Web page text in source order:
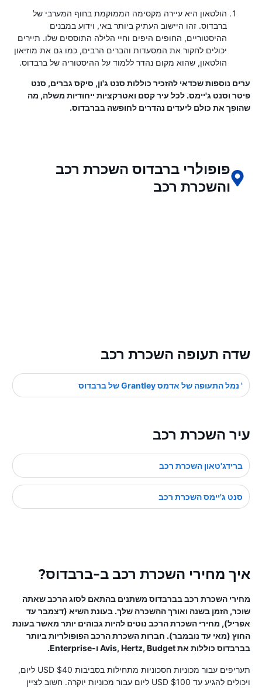
הולטאון היא עיירה מקסימה הממוקמת בחוף המערבי של
ברבדוס. זהו היישוב העתיק ביותר באי, וידוע במבנים
ההיסטוריים, החופים היפים וחיי הלילה התוססים שלו. תיירים
יכולים לחקור את המסעדות והברים הרבים, כמו גם את מוזיאון
הולטאון, שהוא מקום נהדר ללמוד על ההיסטוריה של ברבדוס.
ערים נוספות שכדאי להזכיר כוללות סנט ג'ון, סיקס גברים, סנט
פיטר וסנט ג'יימס. לכל עיר קסם ואטרקציות ייחודיות משלה, מה
שהופך את כולם ליעדים נהדרים לחופשה בברבדוס.
פופולרי ברבדוס השכרת רכב
והשכרת רכב
שדה תעופה השכרת רכב
' נמל התעופה של אדמס Grantley של ברבדוס
עיר השכרת רכב
ברידג'טאון השכרת רכב
סנט ג'יימס השכרת רכב
איך מחירי השכרת רכב ב-ברבדוס?
מחירי השכרת רכב בברבדוס משתנים בהתאם לסוג הרכב שאתה
שוכר, הזמן בשנה ואורך ההשכרה שלך. בעונת השיא (דצמבר עד
אפריל), מחירי השכרת הרכב נוטים להיות גבוהים יותר מאשר בעונת
החוץ (מאי עד נובמבר). חברות השכרת הרכב הפופולריות ביותר
בברבדוס כוללות את Avis, Hertz, Budget ו-Enterprise.
תעריפים עבור מכוניות חסכוניות מתחילות בסביבות $40 USD ליום,
ויכולים להגיע עד $100 USD ליום עבור מכוניות יוקרה. חשוב לציין